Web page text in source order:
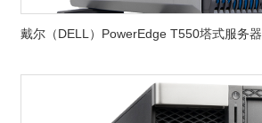
戴尔（DELL）PowerEdge T550塔式服务器